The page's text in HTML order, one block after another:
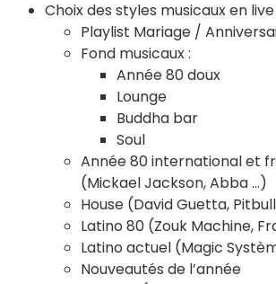
Choix des styles musicaux en live
Playlist Mariage /
Fond musicaux :
Année 80 doux
Lounge
Buddha bar
Soul
Année 80 international et
(Mickael Jackson, Abba …)
House (David Guetta,
Latino 80 (Zouk Machine,
Latino actuel (Magic
Nouveautés de l’année